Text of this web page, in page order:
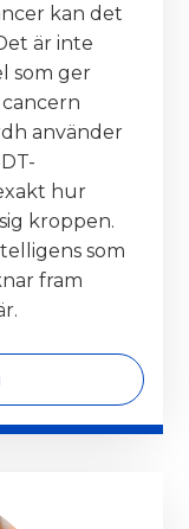
kan det
är inte
som ger
använder
hur
kroppen.
som
fram